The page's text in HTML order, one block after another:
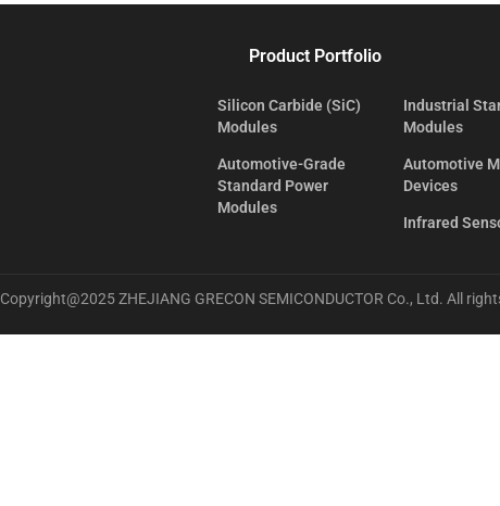
Product Portfolio
Silicon Carbide (SiC)
Modules
Automotive-Grade
Standard Power
Modules
Industrial
Modules
Automotive
Devices
Infrared
Copyright@2025 ZHEJIANG GRECON SEMICONDUCTOR Co., Ltd. All